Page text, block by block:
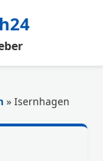
» Isernhagen